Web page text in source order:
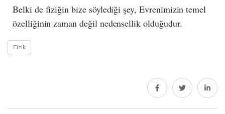
Belki de fiziğin bize söylediği şey, Evrenimizin temel
özelliğinin zaman değil nedensellik olduğudur.
Fizik